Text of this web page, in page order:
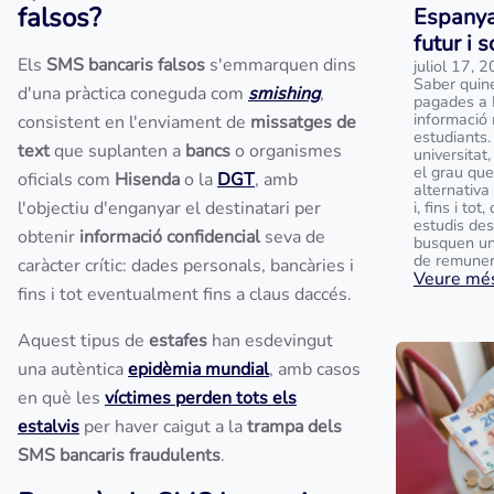
falsos?
Els SMS bancaris falsos s'emmarquen dins
d'una pràctica coneguda com smishing,
consistent en l'enviament de missatges de
textque suplanten a bancso organismes
oficials com Hisendao la DGT, amb
l'objectiu d'enganyar el destinatari per
obtenir informació confidencialseva de
caràcter crític: dades personals, bancàries i
fins i tot eventualment fins a claus daccés.
Aquest tipus de estafes han esdevingut
una autènticaepidèmia mundial, amb casos
en què les víctimes perden tots els
estalvis per haver caigut a latrampa dels
SMS bancaris fraudulents.
futur i
juliol 17,
Saber
pagades a
el grau
i, fins i tot,
estudis
busquen
de
Veure